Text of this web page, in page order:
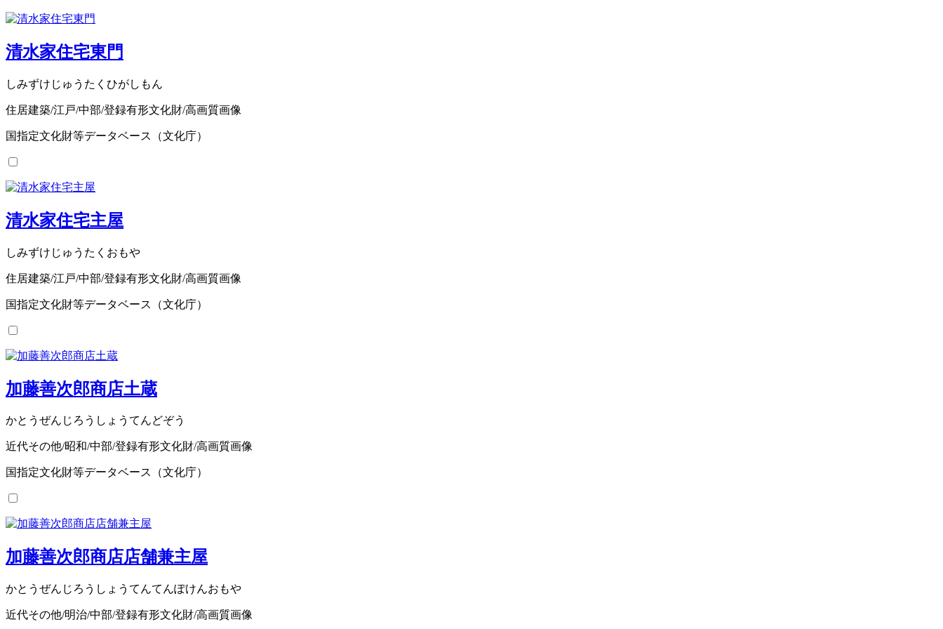
清水家住宅東門
しみずけじゅうたくひがしもん
住居建築/江戸/中部/登録有形文化財/高画質画像
国指定文化財等データベース（文化庁）
清水家住宅主屋
しみずけじゅうたくおもや
住居建築/江戸/中部/登録有形文化財/高画質画像
国指定文化財等データベース（文化庁）
加藤善次郎商店土蔵
かとうぜんじろうしょうてんどぞう
近代その他/昭和/中部/登録有形文化財/高画質画像
国指定文化財等データベース（文化庁）
加藤善次郎商店店舗兼主屋
かとうぜんじろうしょうてんてんぽけんおもや
近代その他/明治/中部/登録有形文化財/高画質画像